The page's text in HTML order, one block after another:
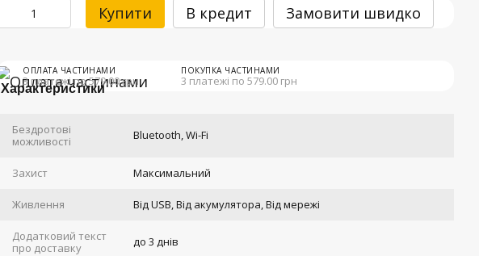
Купити В кредит Замовити швидко
ОПЛАТА ЧАСТИНАМИ
3 платежі по 579.00 грн
ПОКУПКА ЧАСТИНАМИ
3 платежі по 579.00 грн
Характеристики
Бездротові
можливості
Bluetooth, Wi-Fi
Захист Максимальний
Живлення Від USB, Від акумулятора, Від мережі
Додатковий текст
про доставку
до 3 днів